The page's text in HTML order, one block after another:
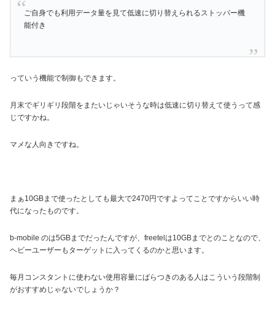
ご自身でも利用データ量を見て低速に切り替えられるストッパー機
能付き
っていう機能で制御もできます。
月末でギリギリ段階をまたいじゃいそうな時は低速に切り替えて使うって感
じですかね。
マメな人向きですね。
まぁ10GBまで使ったとしても最大で2470円ですよってことですからいい時
代になったものです。
b-mobile のは5GBまでだったんですが、freetelは10GBまでとのことなので、
ヘビーユーザーもターゲットに入ってくるのかと思います。
毎月コンスタントに使わない使用容量にばらつきのある人はこういう段階制
がおすすめじゃないでしょうか？